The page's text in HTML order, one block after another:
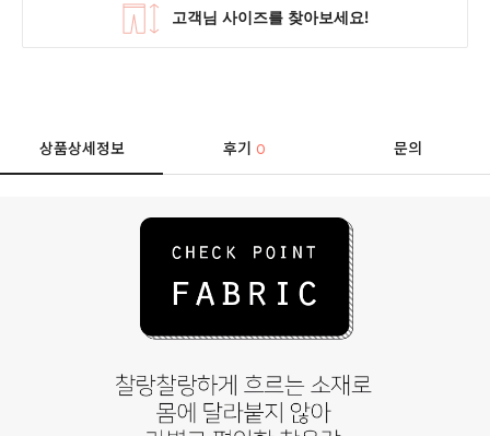
상품상세정보 후기0 문의